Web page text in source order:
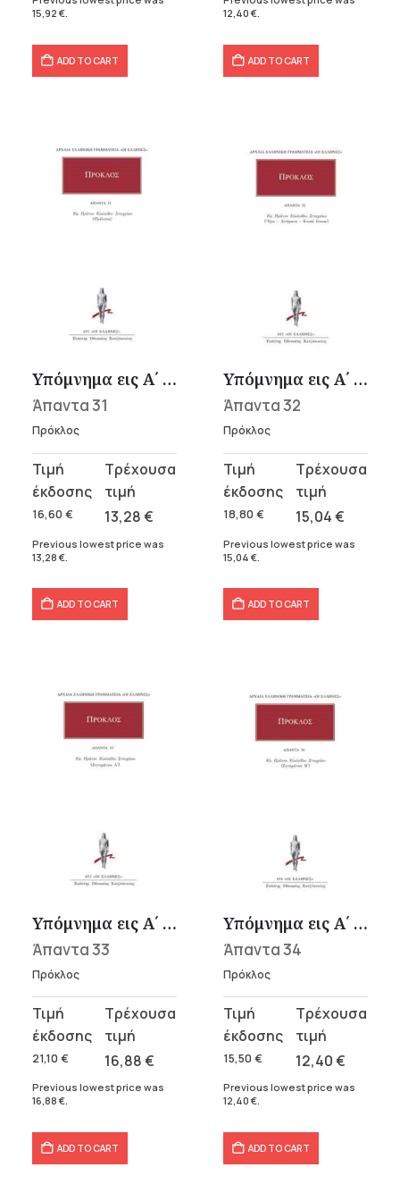
15,92 €.
ADD TO CART
12,40 €.
ADD TO CART
Υπόμνημα εις Α΄ Ευκλείδου Στοιχείων 1
Άπαντα 31
Πρόκλος
16,60 €
Original
price
was:
13,28€
Current
price
is:
Previous lowest price was
13,28 €
ADD TO CART
Υπόμνημα εις Α΄ Ευκλείδου Στοιχείων 2
Άπαντα 32
Πρόκλος
18,80 €
Original
price
was:
15,04€
Current
price
is:
Previous lowest price was
15,04 €
ADD TO CART
Υπόμνημα εις Α΄ Ευκλείδου Στοιχείων 3
Άπαντα 33
Πρόκλος
21,10 €
Original
price
was:
21,10 €.
16,88€
Current
price
is:
16,88 €.
Previous lowest price was
16,88 €.
ADD TO CART
Υπόμνημα εις Α΄ Ευκλείδου Στοιχείων 4
Άπαντα 34
Πρόκλος
15,50 €
Original
price
was:
15,50 €.
12,40€
Current
price
is:
12,40 €.
Previous lowest price was
12,40 €.
ADD TO CART